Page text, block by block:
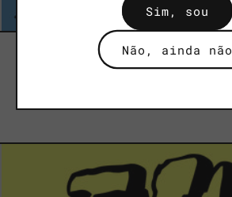
31 julho,2026
Sim, sou
Não, ainda não